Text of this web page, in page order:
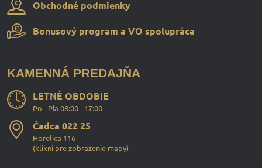
Obchodné podmienky
Bonusový program a VO spolupráca
KAMENNÁ PREDAJŇA
LETNÉ OBDOBIE
Po - Pia 08:00 - 17:00
Čadca 022 25
Horelica 116
(klikni pre zobrazenie mapy)